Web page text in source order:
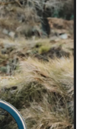
cookie-
eta
hori
Gehiago